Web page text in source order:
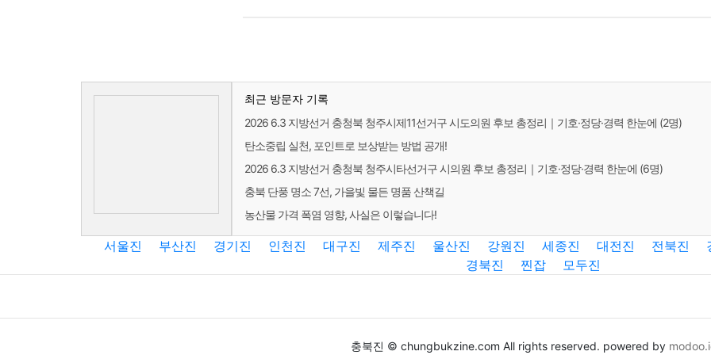
최근 방문자 기록
2026 6.3 지방선거 충청북 청주시제11선거구 시도의원 후보 총정리｜기호·정당·경력 한눈에 (2명)
탄소중립 실천, 포인트로 보상받는 방법 공개!
2026 6.3 지방선거 충청북 청주시타선거구 시의원 후보 총정리｜기호·정당·경력 한눈에 (6명)
충북 단풍 명소 7선, 가을빛 물든 명품 산책길
농산물 가격 폭염 영향, 사실은 이렇습니다!
서울진 부산진 경기진 인천진 대구진 제주진 울산진 강원진 세종진 대전진 전북진
경북진
찐잡 모두진
충북진 © chungbukzine.com All rights reserved. powered by